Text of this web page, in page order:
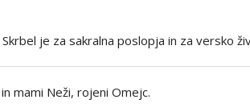
je za sakralna poslopja in za versko
mami Neži, rojeni Omejc.